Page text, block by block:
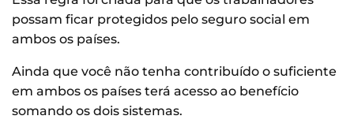
possam ficar protegidos pelo seguro social em
ambos os países.
Ainda que você não tenha contribuído o suficiente
em ambos os países terá acesso ao benefício
somando os dois sistemas.